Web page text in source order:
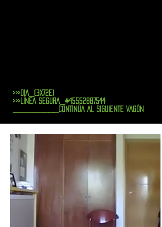
>>>DIA_(3X72E)
>>>LÍNEA SEGURA_#45552887544
_________CONTINÚA AL SIGUIENTE VAGÓN